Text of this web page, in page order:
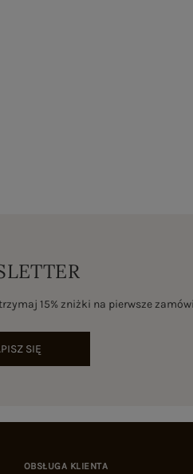
15% zniżki na pierwsze
SIĘ
OBSŁUGA KLIENTA